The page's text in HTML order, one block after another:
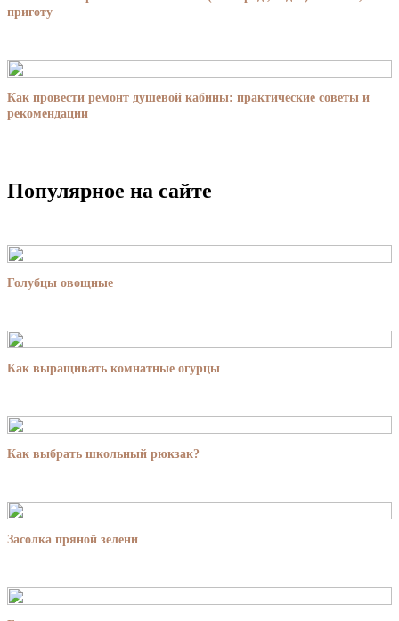
приготу
Как провести ремонт душевой кабины: практические советы и
рекомендации
Популярное на сайте
Голубцы овощные
Как выращивать комнатные огурцы
Как выбрать школьный рюкзак?
Засолка пряной зелени